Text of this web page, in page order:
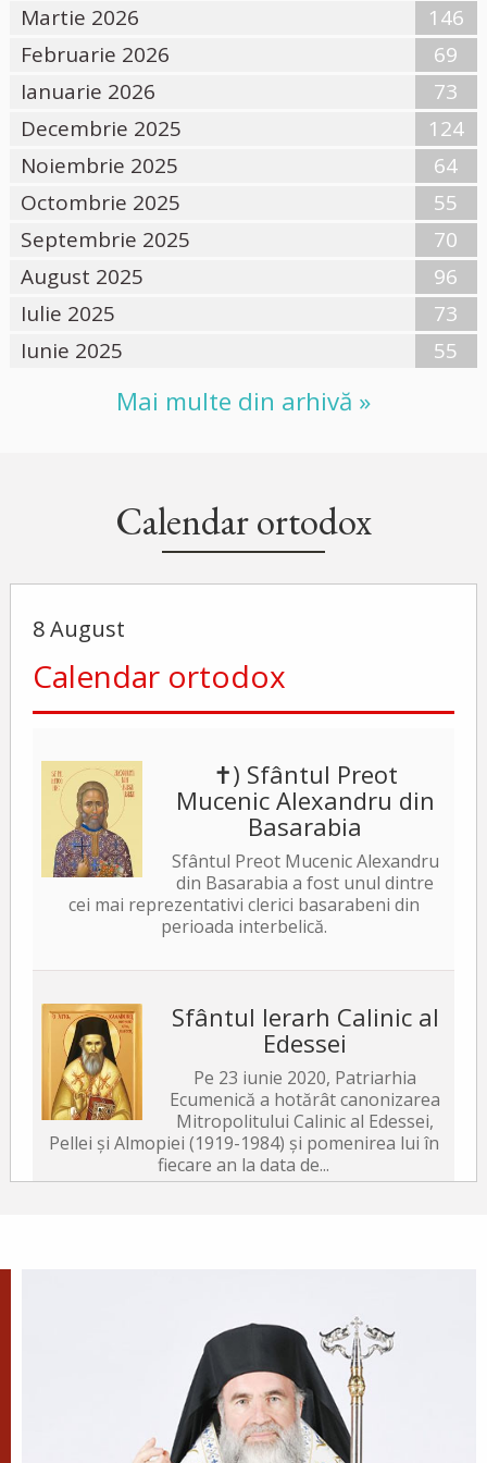
Martie 2026
146
Februarie 2026
69
Ianuarie 2026
73
Decembrie 2025
124
Noiembrie 2025
64
Octombrie 2025
55
Septembrie 2025
70
August 2025
96
Iulie 2025
73
Iunie 2025
55
Mai multe din arhivă »
Calendar ortodox
8 August
Calendar ortodox
✝) Sfântul Preot
Mucenic Alexandru din
Basarabia
Sfântul Preot Mucenic Alexandru
din Basarabia a fost unul dintre
cei mai reprezentativi clerici basarabeni din
perioada interbelică.
Sfântul Ierarh Calinic al
Edessei
Pe 23 iunie 2020, Patriarhia
Ecumenică a hotărât canonizarea
Mitropolitului Calinic al Edessei,
Pellei și Almopiei (1919-1984) și pomenirea lui în
fiecare an la data de...
Sfântul Ierarh Emilian,
mărturisitorul lui Hristos, a trăit
pe vremea împărăției lui Leon Armeanul,
luptătorul împotriva icoanelor, și fiind el episcop
al Cizicului, de...